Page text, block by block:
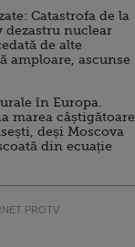
Catastrofa de la
dezastru nuclear
de alte
amploare, ascunse
în Europa.
marea câștigătoare
deși Moscova
din ecuație
PROTV